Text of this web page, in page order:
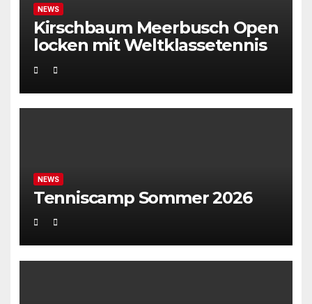
NEWS
Kirschbaum Meerbusch Open
locken mit Weltklassetennis
NEWS
Tenniscamp Sommer 2026